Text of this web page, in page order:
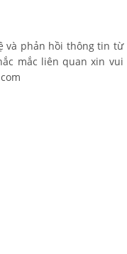
và phản hồi thông tin từ
mắc liên quan xin vui